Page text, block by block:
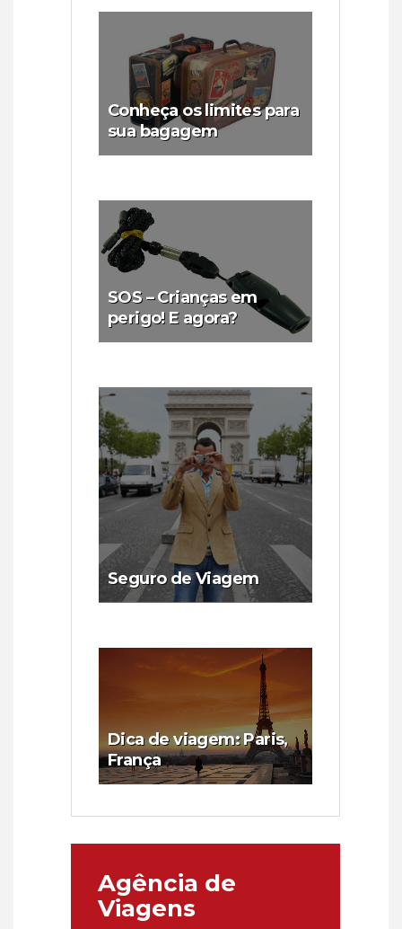
Conheça os limites para
sua bagagem
SOS – Crianças em
perigo! E agora?
Seguro de Viagem
Dica de viagem: Paris,
França
Agência de
Viagens